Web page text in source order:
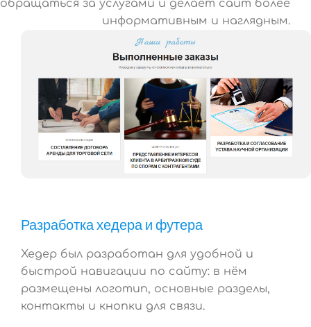
обращаться за услугами и делает сайт более
информативным и наглядным.
Разработка хедера и футера
Хедер был разработан для удобной и
быстрой навигации по сайту: в нём
размещены логотип, основные разделы,
контакты и кнопки для связи.